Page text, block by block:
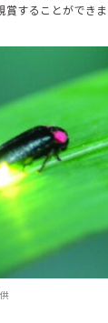
することができま